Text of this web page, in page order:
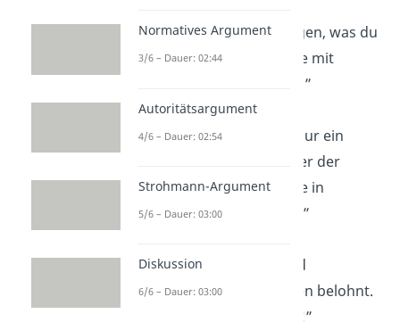
Gelegenheit, zu zeigen, was du
gelernt hast. Geh sie mit
an.”
„Diese Prüfung ist nur ein
kurzer Moment, aber der
Erfolgwird dir lange in
Erinnerung bleiben.”
„Deine
und
Anstrengung werden belohnt.
Du verdienst Erfolg!”
Normatives Argument
3/6 – Dauer: 02:44
Autoritätsargument
4/6 – Dauer: 02:54
Strohmann-Argument
5/6 – Dauer: 03:00
Diskussion
6/6 – Dauer: 03:00